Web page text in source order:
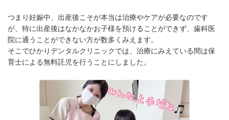
つまり妊娠中、出産後こそが本当は治療やケアが必要なのです
が、特に出産後はなかなかお子様を預けることができず、歯科医
院に通うことができない方が数多くみえます。
そこでひかりデンタルクリニックでは、治療にみえている間は保
育士による無料託児を行うことにしました。